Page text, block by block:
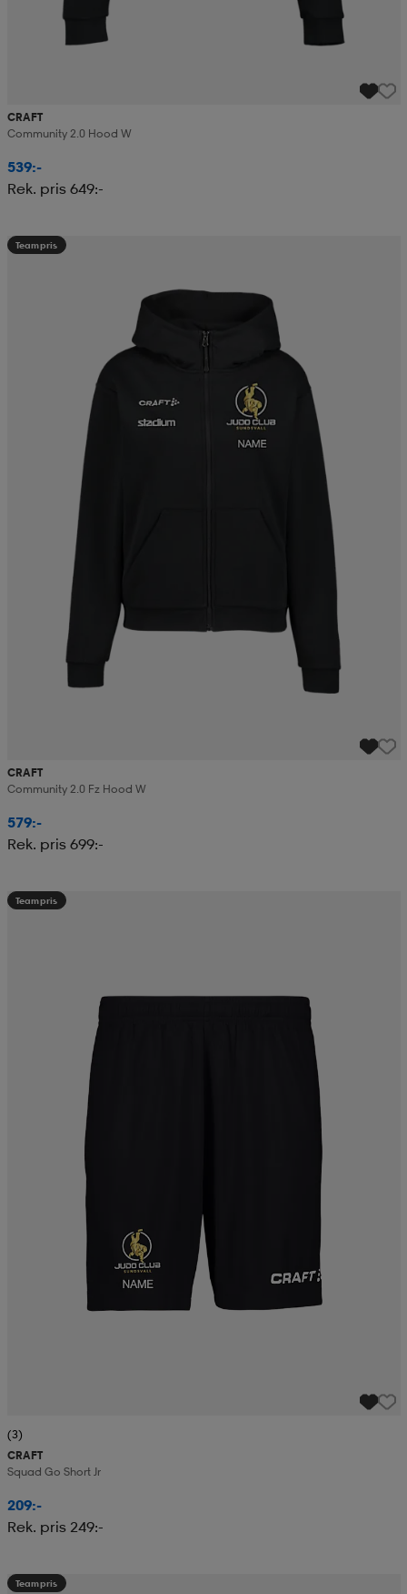
CRAFT
Community 2.0 Hood W
539:-
Rek. pris 649:-
Teampris
CRAFT
Community 2.0 Fz Hood W
579:-
Rek. pris 699:-
Teampris
(3)
CRAFT
Squad Go Short Jr
209:-
Rek. pris 249:-
Teampris